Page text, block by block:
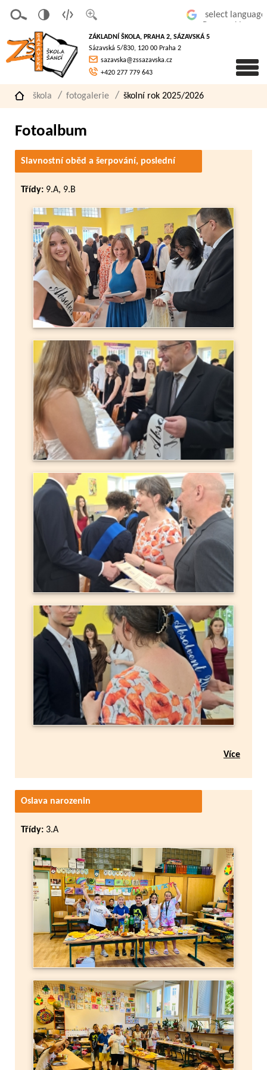
písmo
á
verze
pro
slaboz
raké
ZÁKLADNÍ ŠKOLA, PRAHA 2, SÁZAVSKÁ 5
Sázavská 5/830, 120 00 Praha 2
sazavska@zssazavska.cz
+420 277 779 643
škola fotogalerie školní rok 2025/2026
Fotoalbum
Slavnostní oběd a šerpování, poslední
Třídy: 9.A, 9.B
Více
Oslava narozenin
Třídy: 3.A